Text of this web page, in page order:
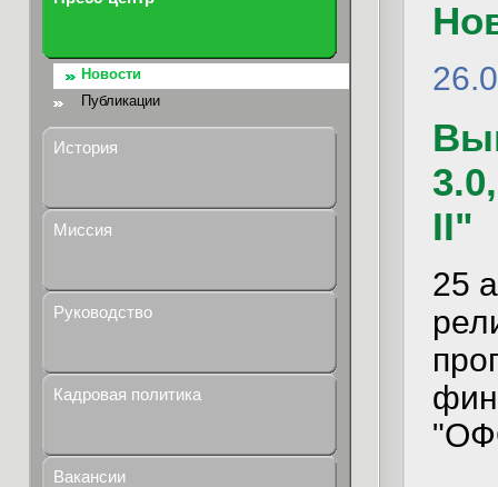
Новости
Публикации
История
Миссия
Руководство
Кадровая политика
Вакансии
II"
25